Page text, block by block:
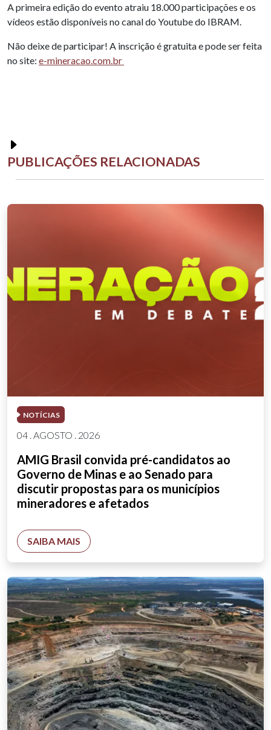
A primeira edição do evento atraiu 18.000 participações e os
vídeos estão disponíveis no canal do Youtube do IBRAM.
Não deixe de participar! A inscrição é gratuita e pode ser feita
no site: e-mineracao.com.br
PUBLICAÇÕES RELACIONADAS
NOTÍCIAS
04 . AGOSTO . 2026
AMIG Brasil convida pré-candidatos ao
Governo de Minas e ao Senado para
discutir propostas para os municípios
mineradores e afetados
SAIBA MAIS